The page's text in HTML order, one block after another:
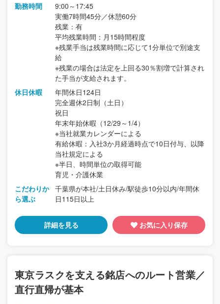
勤務時間
9:00～17:45
実働7時間45分／休憩60分
残業：有
平均残業時間：月15時間程度
※残業手当は残業時間に応じて1分単位で別途支
給
※残業の場合は法定を上回る30％割増で計算され
た手当が支給されます。
休日休暇
年間休日124日
完全週休2日制（土日）
祝日
年末年始休暇（12/29～1/4）
※当社就業カレンダーによる
有給休暇：入社3か月経過時点で10日付与、以降
当社規定による
※半日、時間単位の取得可能
育児・介護休業
こだわりか
ら選ぶ
千葉県が本社/土日休み/駅徒歩10分以内/年間休
日115日以上
詳細を見る お気に入り保存
東京ラスクを支える銘店へのルート営業／
直行直帰が基本